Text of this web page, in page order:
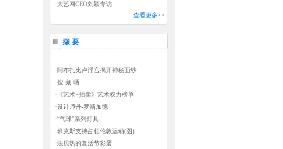
·大艺网CEO刘颖专访
查看更多>>
撷 要
·阿布扎比卢浮宫揭开神秘面纱
·搜·藏·晒
· 《艺术+拍卖》艺术权力榜单
·设计师丹-罗斯加德
·“气球”系列灯具
·班克斯支持占领伦敦运动(图)
·法贝热的复活节彩蛋